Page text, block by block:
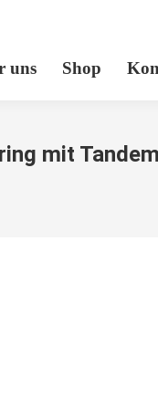
uns Shop
mit